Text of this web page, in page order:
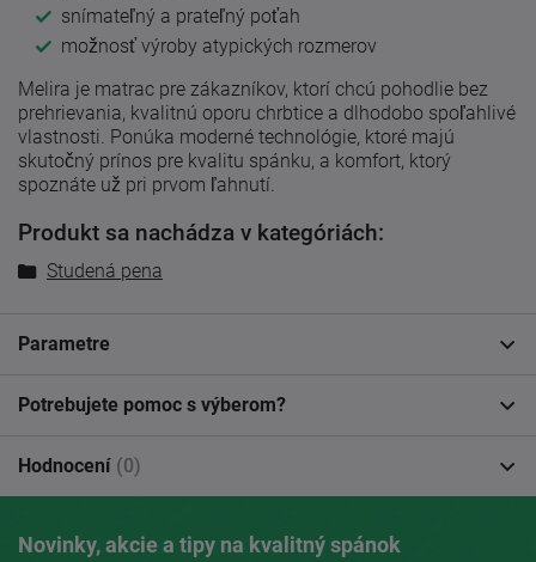
snímateľný a prateľný poťah
možnosť výroby atypických rozmerov
Melira je matrac pre zákazníkov, ktorí chcú pohodlie bez
prehrievania, kvalitnú oporu chrbtice a dlhodobo spoľahlivé
vlastnosti. Ponúka moderné technológie, ktoré majú
skutočný prínos pre kvalitu spánku, a komfort, ktorý
spoznáte už pri prvom ľahnutí.
Produkt sa nachádza v kategóriách:
Studená pena
Parametre
Potrebujete pomoc s výberom?
Hodnocení (0)
Novinky, akcie a tipy na kvalitný spánok